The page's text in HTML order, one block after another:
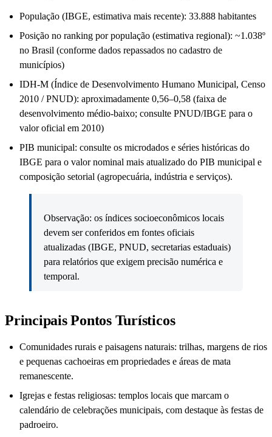
População (IBGE, estimativa mais recente): 33.888 habitantes
Posição no ranking por população (estimativa regional): ~1.038º
no Brasil (conforme dados repassados no cadastro de
municípios)
IDH-M (Índice de Desenvolvimento Humano Municipal, Censo
2010 / PNUD): aproximadamente 0,56–0,58 (faixa de
desenvolvimento médio-baixo; consulte PNUD/IBGE para o
valor oficial em 2010)
PIB municipal: consulte os microdados e séries históricas do
IBGE para o valor nominal mais atualizado do PIB municipal e
composição setorial (agropecuária, indústria e serviços).
Observação: os índices socioeconômicos locais
devem ser conferidos em fontes oficiais
atualizadas (IBGE, PNUD, secretarias estaduais)
para relatórios que exigem precisão numérica e
temporal.
Principais Pontos Turísticos
Comunidades rurais e paisagens naturais: trilhas, margens de rios
e pequenas cachoeiras em propriedades e áreas de mata
remanescente.
Igrejas e festas religiosas: templos locais que marcam o
calendário de celebrações municipais, com destaque às festas de
padroeiro.